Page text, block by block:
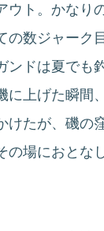
ト。かなり
数ジャーク
ドは夏でも
上げた瞬間
たが、磯の
場におとな